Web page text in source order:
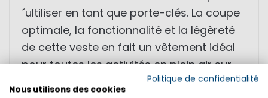
´ultiliser en tant que porte-clés. La coupe
optimale, la fonctionnalité et la légèreté
de cette veste en fait un vêtement idéal
pour toutes les activités en plein air sur
terre et sur l'eau.
Politique de confidentialité
Nous utilisons des cookies